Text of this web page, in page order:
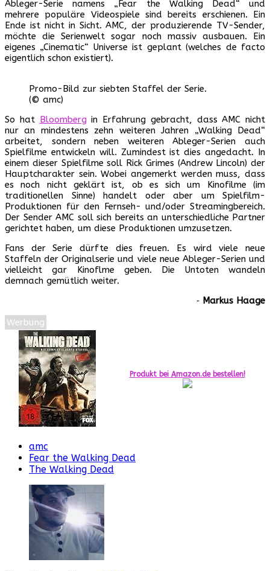
Ableger-Serie namens „Fear the Walking Dead“ und
mehrere populäre Videospiele sind bereits erschienen. Ein
Ende ist nicht in Sicht. AMC, der produzierende TV-Sender,
möchte die Serienwelt sogar noch massiv ausbauen. Ein
eigenes „Cinematic“ Universe ist geplant (welches de facto
eigentlich schon existiert).
Promo-Bild zur siebten Staffel der Serie.
(© amc)
So hat Bloomberg in Erfahrung gebracht, dass AMC nicht
nur an mindestens zehn weiteren Jahren „Walking Dead“
arbeitet, sondern neben weiteren Ableger-Serien auch
Spielfilme entwickeln will. Zumindest ist dies angedacht. In
einem dieser Spielfilme soll Rick Grimes (Andrew Lincoln) der
Hauptcharakter sein. Wobei angemerkt werden muss, dass
es noch nicht geklärt ist, ob es sich um Kinofilme (im
traditionellen Sinne) handelt oder aber um Spielfilm-
Produktionen für den Fernseh- und/oder Streamingbereich.
Der Sender AMC soll sich bereits an unterschiedliche Partner
gerichtet haben, um diese Produktionen umzusetzen.
Fans der Serie dürfte dies freuen. Es wird viele neue
Staffeln der Originalserie und viele neue Ableger-Serien und
vielleicht gar Kinoflme geben. Die Untoten wandeln
demnach gemütlich weiter.
‐ Markus Haage
Werbung
Produkt bei Amazon.de bestellen!
amc
Fear the Walking Dead
The Walking Dead